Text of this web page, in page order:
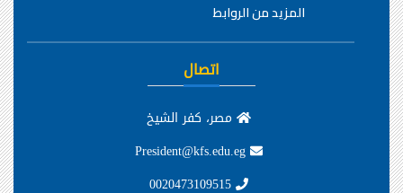
المزيد من الروابط
اتصال
مصر، كفر الشيخ